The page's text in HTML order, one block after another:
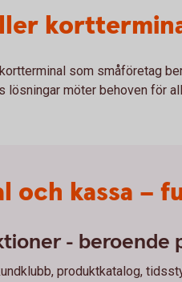
som småföretag
lösningar möter behoven för
och kassa –
- beroende
produktkatalog,